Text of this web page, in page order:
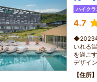
ハイクラ
4.7
◆2023
いれる
を過ご
デザイン
住所